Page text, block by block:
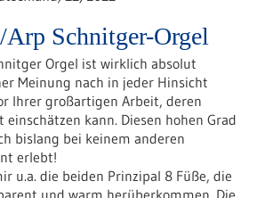
Schnitger-Orgel
Orgel ist wirklich absolut
Meinung nach in jeder Hinsicht
Ihrer großartigen Arbeit, deren
kann. Diesen hohen Grad
bislang bei keinem anderen
erlebt!
u.a. die beiden Prinzipal 8 Füße, die
und warm herüberkommen. Die